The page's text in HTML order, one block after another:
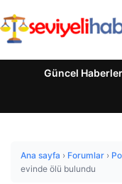
Güncel Haberler
Ana sayfa › Forumlar ›
evinde ölü bulundu